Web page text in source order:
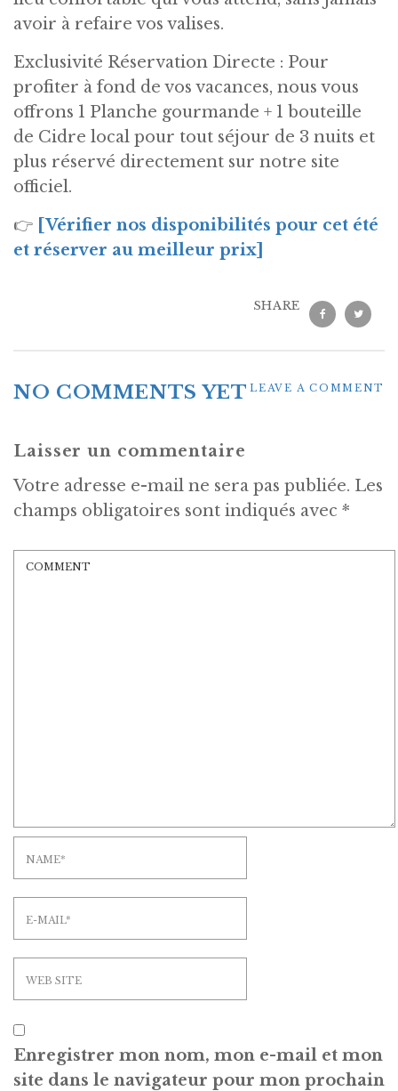
avoir à refaire vos valises.
Exclusivité Réservation Directe : Pour
profiter à fond de vos vacances, nous vous
offrons 1 Planche gourmande + 1 bouteille
de Cidre local pour tout séjour de 3 nuits et
plus réservé directement sur notre site
officiel.
👉 [Vérifier nos disponibilités pour cet été
et réserver au meilleur prix]
SHARE
NO COMMENTS YET LEAVE A COMMENT
Laisser un commentaire
Votre adresse e-mail ne sera pas publiée. Les
champs obligatoires sont indiqués avec *
Enregistrer mon nom, mon e-mail et mon
site dans le navigateur pour mon prochain